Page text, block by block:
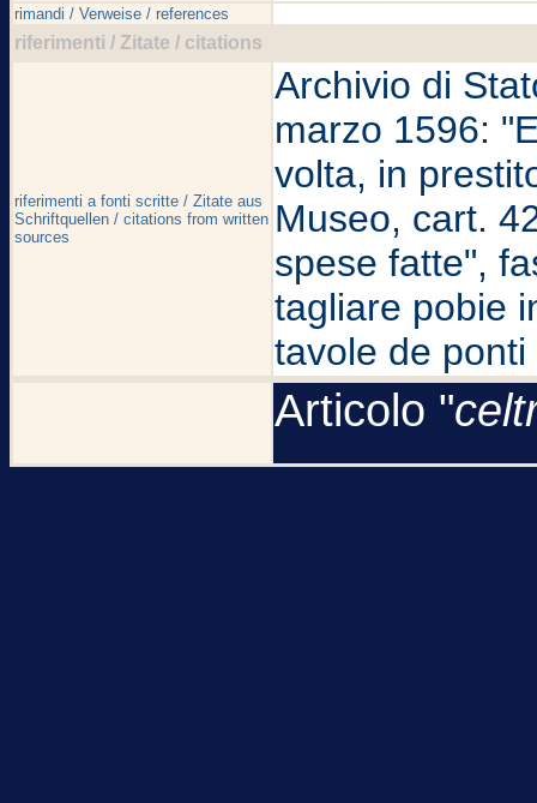
rimandi / Verweise / references
riferimenti / Zitate / citations
riferimenti a fonti scritte / Zitate aus
Schriftquellen / citations from written
sources
Archivio di
marzo 1596:
volta, in
Museo, cart.
spese fatte",
tagliare pobie
tavole de
Articolo "